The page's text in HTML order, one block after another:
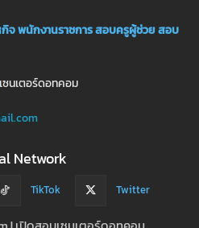
จพนักงานราชการสอบครูผู้ช่วยสอบ
เซนเตอร์ดอทคอม
Network
TikTok Twitter